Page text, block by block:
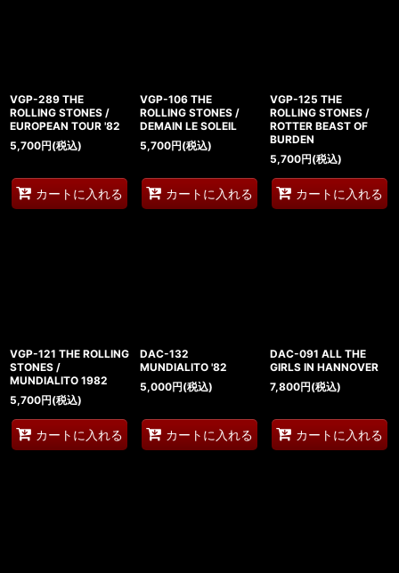
VGP-289 THE
ROLLING STONES /
EUROPEAN TOUR '82
5,700円(税込)
カートに入れる
VGP-106 THE
ROLLING STONES /
DEMAIN LE SOLEIL
5,700円(税込)
カートに入れる
VGP-125 THE
ROLLING STONES /
ROTTER BEAST OF
BURDEN
5,700円(税込)
カートに入れる
VGP-121 THE ROLLING
STONES /
MUNDIALITO 1982
5,700円(税込)
カートに入れる
DAC-132
MUNDIALITO '82
5,000円(税込)
カートに入れる
DAC-091 ALL THE
GIRLS IN HANNOVER
7,800円(税込)
カートに入れる